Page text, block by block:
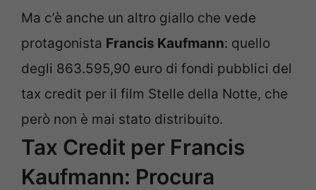
Ma c’è anche un altro giallo che vede
protagonista Francis Kaufmann: quello
degli 863.595,90 euro di fondi pubblici del
tax credit per il film Stelle della Notte, che
però non è mai stato distribuito.
Tax Credit per Francis
Kaufmann: Procura